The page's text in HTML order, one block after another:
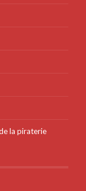
la piraterie